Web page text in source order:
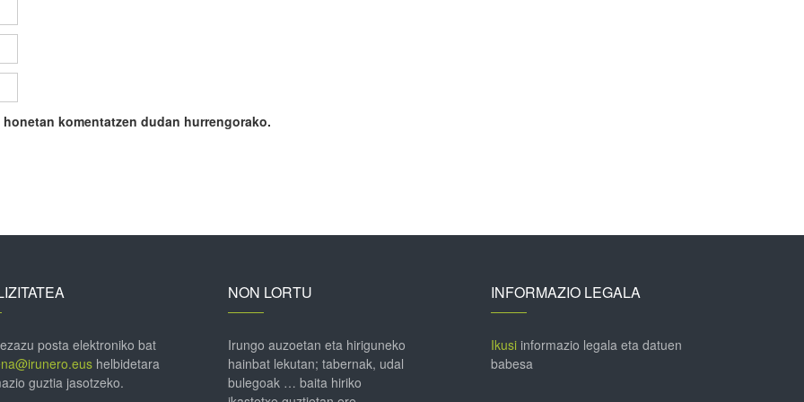
komentatzen dudan hurrengorako.
posta elektroniko bat
helbidetara
guztia jasotzeko.
NON LORTU
Irungo auzoetan eta hiriguneko
hainbat lekutan; tabernak, udal
bulegoak … baita hiriko
INFORMAZIO LEGALA
Ikusiinformazio legala eta datuen
babesa